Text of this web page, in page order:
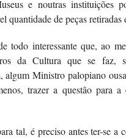
e noutras instituições
quantidade de peças
todo interessante que, ao
da Cultura que se faz,
algum Ministro palopiano
trazer a questão para
tal, é preciso antes ter-se a